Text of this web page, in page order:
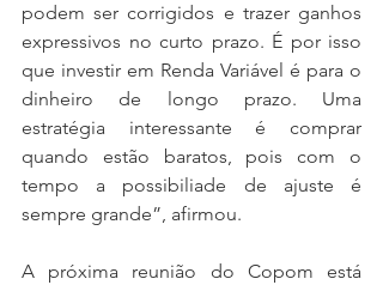
podem ser corrigidos e trazer ganhos
expressivos no curto prazo. É por isso
que investir em Renda Variável é para o
dinheiro de longo prazo. Uma
estratégia interessante é comprar
quando estão baratos, pois com o
tempo a possibiliade de ajuste é
sempre grande”, afirmou.
A próxima reunião do Copom está